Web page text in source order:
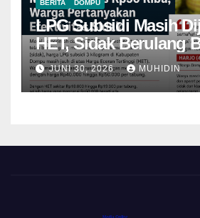
BERITA DOMPU
LPG Subsidi Masih
HET, Sidak Berulang
Mampu Menekan
JUNI 30, 2026 MUHIDIN